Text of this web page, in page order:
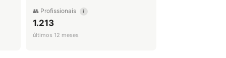
👥 Profissionais i
1.213
últimos 12 meses